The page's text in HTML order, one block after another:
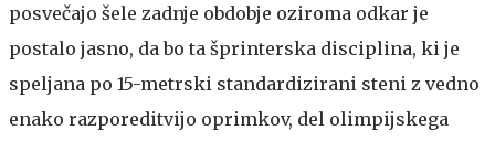
posvečajo šele zadnje obdobje oziroma odkar je
postalo jasno, da bo ta šprinterska disciplina, ki je
speljana po 15-metrski standardizirani steni z vedno
enako razporeditvijo oprimkov, del olimpijskega